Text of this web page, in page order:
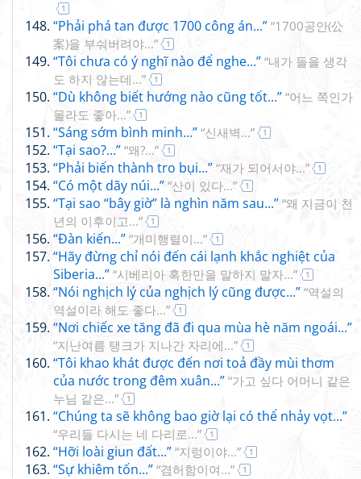
1
“Phải phá tan được 1700 công án...” “1700공안(公
案)을 부숴버려야...”
1
“Tôi chưa có ý nghĩ nào để nghe...” “내가 들을 생각
도 하지 않는데...”
1
“Dù không biết hướng nào cũng tốt...” “어느 쪽인가
몰라도 좋아...”
1
“Sáng sớm bình minh...” “신새벽...” 1
“Tại sao?...” “왜?...” 1
“Phải biến thành tro bụi...” “재가 되어서야...” 1
“Có một dãy núi...” “산이 있다...” 1
“Tại sao “bây giờ” là nghìn năm sau...” “왜 지금이 천
년의 이후이고...”
1
“Đàn kiến...” “개미행렬이...” 1
“Hãy đừng chỉ nói đến cái lạnh khắc nghiệt của
Siberia...” “시베리아 혹한만을 말하지 말자...” 1
“Nói nghịch lý của nghịch lý cũng được...” “역설의
역설이라 해도 좋다...”
1
“Nơi chiếc xe tăng đã đi qua mùa hè năm ngoái...”
“지난여름 탱크가 지나간 자리에...” 1
“Tôi khao khát được đến nơi toả đầy mùi thơm
của nước trong đêm xuân...” “가고 싶다 어머니 같은
누님 같은...”
1
“Chúng ta sẽ không bao giờ lại có thể nhảy vọt...”
“우리들 다시는 네 다리로...” 1
“Hỡi loài giun đất...” “지렁이야...” 1
“Sự khiêm tốn...” “겸허함이여...” 1